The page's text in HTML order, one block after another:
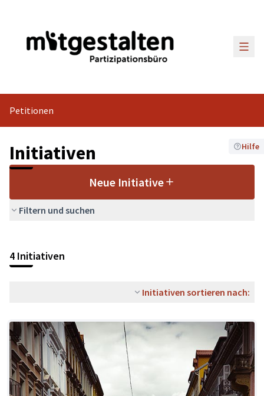
Petitionen
Initiativen
Neue Initiative
Filtern und suchen
Hilfe
4 Initiativen
Initiativen sortieren nach: